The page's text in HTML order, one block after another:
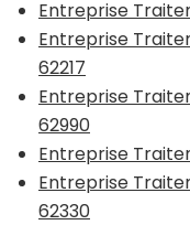
Entreprise
Entreprise
62217
Entreprise
62990
Entreprise
Entreprise
62330